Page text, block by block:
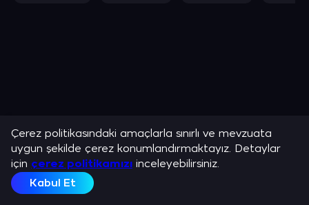
Çerez politikasındaki amaçlarla sınırlı ve mevzuata
uygun şekilde çerez konumlandırmaktayız. Detaylar
için çerez politikamızı inceleyebilirsiniz.
Kabul Et